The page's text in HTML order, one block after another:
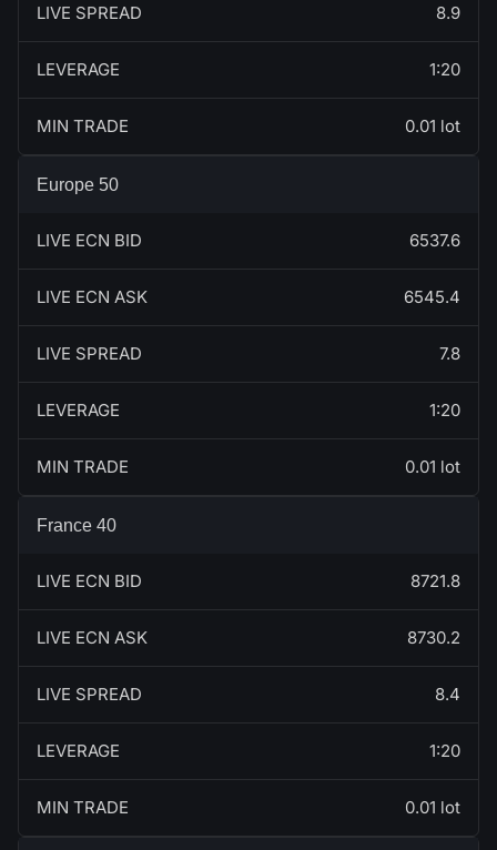
LIVE SPREAD 8.9
LEVERAGE 1:20
MIN TRADE 0.01 lot
Europe 50
LIVE ECN BID 6537.6
LIVE ECN ASK 6545.4
LIVE SPREAD 7.8
LEVERAGE 1:20
MIN TRADE 0.01 lot
France 40
LIVE ECN BID 8721.8
LIVE ECN ASK 8730.2
LIVE SPREAD 8.4
LEVERAGE 1:20
MIN TRADE 0.01 lot